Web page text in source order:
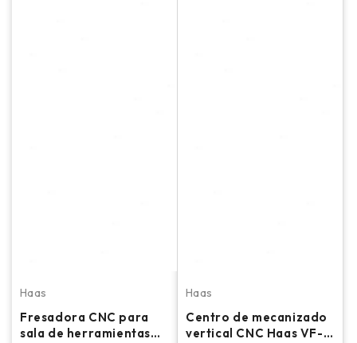
Haas
Fresadora CNC para
sala de herramientas
Haas
Centro de mecanizado
vertical CNC Haas VF-2